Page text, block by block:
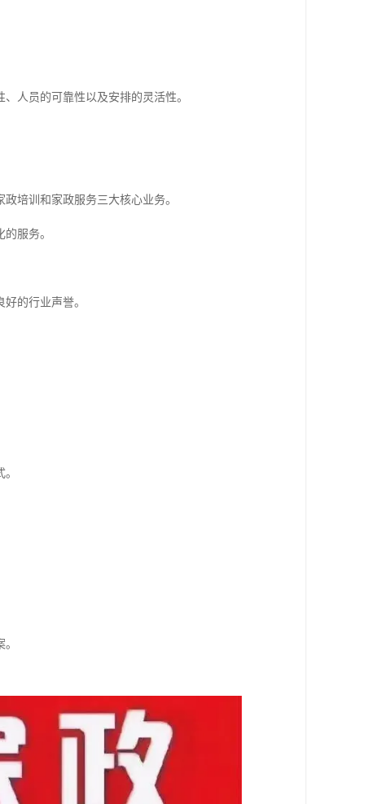
人员的可靠性以及安排的灵活性。
培训和家政服务三大核心业务。
服务。
的行业声誉。